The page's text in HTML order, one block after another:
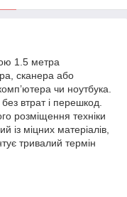
1.5 метра
сканера або
чи ноутбука.
втрат і перешкод.
розміщення техніки
із міцних матеріалів,
тривалий термін